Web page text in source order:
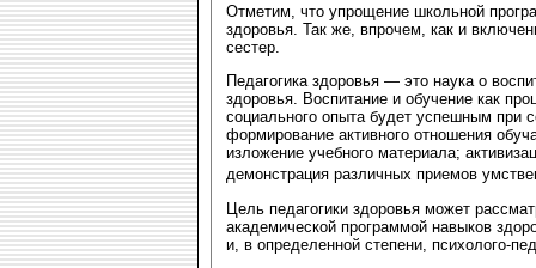
Отметим, что упрощение школьной
здоровья. Так же, впрочем, как и
сестер.
Педагогика здоровья — это наука о
здоровья. Воспитание и обучение как
социального опыта будет успешным при
формирование активного отношения
изложение учебного материала;
демонстрация различных приемов
Цель педагогики здоровья может
академической программой навыков
и, в определенной степени, психолого-